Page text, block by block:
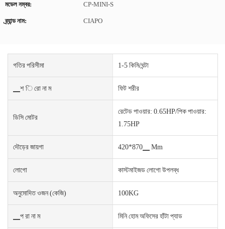
মডেল নম্বর:
CP-MINI-S
ব্র্যান্ড নাম: CIAPO
গতির পরিসীমা 1-5 কিমি/ঘন্টা
▁শ ি রো না ম ফিট শরীর
ডিসি মোটর
রেটেড পাওয়ার: 0.65HP/পিক পাওয়ার:
1.75HP
দৌড়ের জায়গা 420*870▁ Mm
লোগো কাস্টমাইজড লোগো উপলব্ধ
অনুমোদিত ওজন (কেজি) 100KG
▁প রা না ম মিনি হোম অফিসের হাঁটা প্যাড